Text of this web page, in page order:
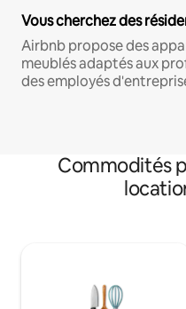
Vous cherchez des
Airbnb propose des
meublés adaptés aux
des employés
Commodités